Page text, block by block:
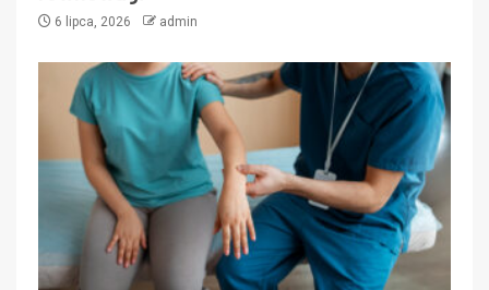
6 lipca, 2026 admin